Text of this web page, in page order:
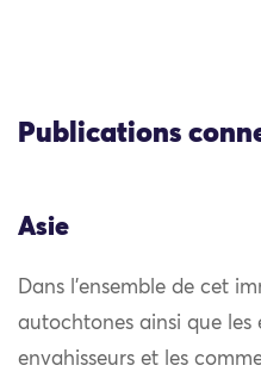
Publications
Asie
Dans l’ensemble de cet
autochtones ainsi que les
envahisseurs et les